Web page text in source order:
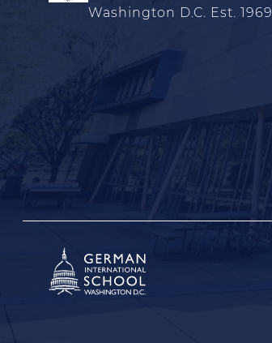
Washington D.C. Est. 1969